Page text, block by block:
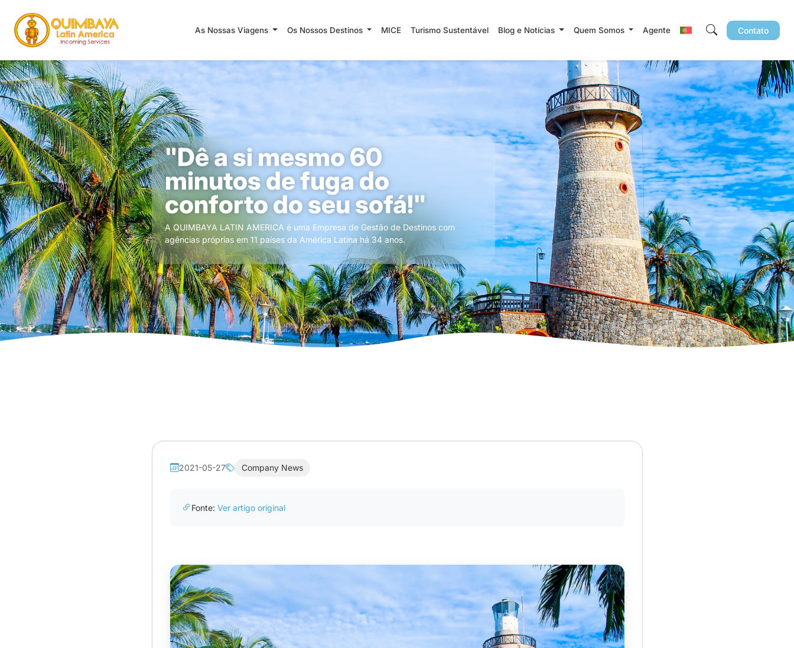
As Nossas Viagens Os Nossos Destinos MICE Turismo Sustentável Blog e Notícias Quem Somos Agente Contato
"Dê a si mesmo 60
minutos de fuga do
conforto do seu sofá!"
A QUIMBAYA LATIN AMERICA é uma Empresa de Gestão de Destinos com
agências próprias em 11 países da América Latina há 34 anos.
2021-05-27 Company News
Fonte: Ver artigo original